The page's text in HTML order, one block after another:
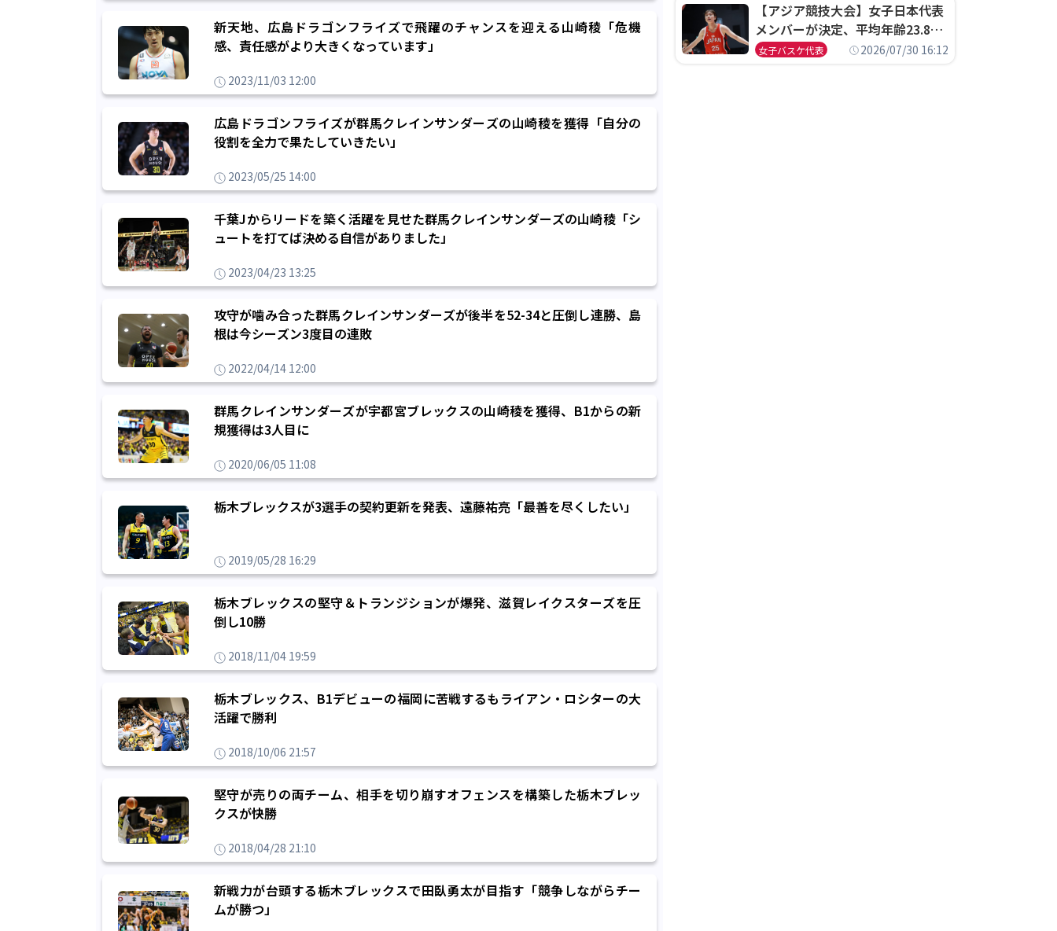
新天地、広島ドラゴンフライズで飛躍のチャンスを迎える山崎稜「危機
感、責任感がより大きくなっています」
2023/11/03 12:00
広島ドラゴンフライズが群馬クレインサンダーズの山崎稜を獲得「自分の
役割を全力で果たしていきたい」
2023/05/25 14:00
千葉Jからリードを築く活躍を見せた群馬クレインサンダーズの山崎稜「シ
ュートを打てば決める自信がありました」
2023/04/23 13:25
攻守が噛み合った群馬クレインサンダーズが後半を52-34と圧倒し連勝、島
根は今シーズン3度目の連敗
2022/04/14 12:00
群馬クレインサンダーズが宇都宮ブレックスの山崎稜を獲得、B1からの新
規獲得は3人目に
2020/06/05 11:08
栃木ブレックスが3選手の契約更新を発表、遠藤祐亮「最善を尽くしたい」
2019/05/28 16:29
栃木ブレックスの堅守＆トランジションが爆発、滋賀レイクスターズを圧
倒し10勝
2018/11/04 19:59
栃木ブレックス、B1デビューの福岡に苦戦するもライアン・ロシターの大
活躍で勝利
2018/10/06 21:57
堅守が売りの両チーム、相手を切り崩すオフェンスを構築した栃木ブレッ
クスが快勝
2018/04/28 21:10
新戦力が台頭する栃木ブレックスで田臥勇太が目指す「競争しながらチー
ムが勝つ」
【アジア競技大会】女子日本代表
メンバーが決定、平均年齢23.8歳
のフレッシュなメンバーが日本開
女子バスケ代表 2026/07/30 16:12